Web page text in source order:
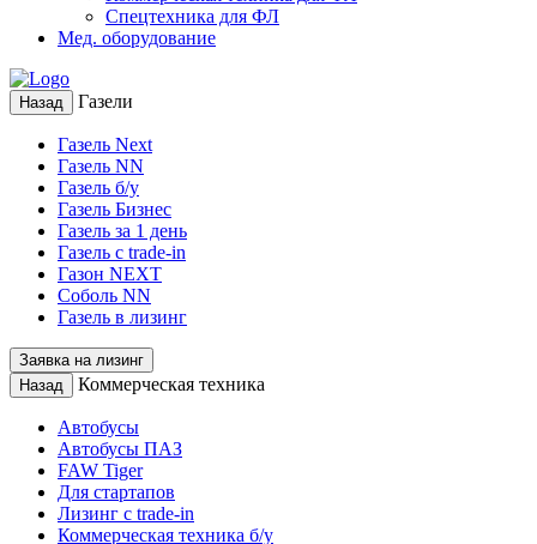
Спецтехника для ФЛ
Мед. оборудование
Назад Газели
Газель Next
Газель NN
Газель б/у
Газель Бизнес
Газель за 1 день
Газель с trade-in
Газон NEXT
Соболь NN
Газель в лизинг
Заявка на лизинг
Назад
Коммерческая техника
Автобусы
Автобусы ПАЗ
FAW Tiger
Для стартапов
Лизинг с trade-in
Коммерческая техника б/у